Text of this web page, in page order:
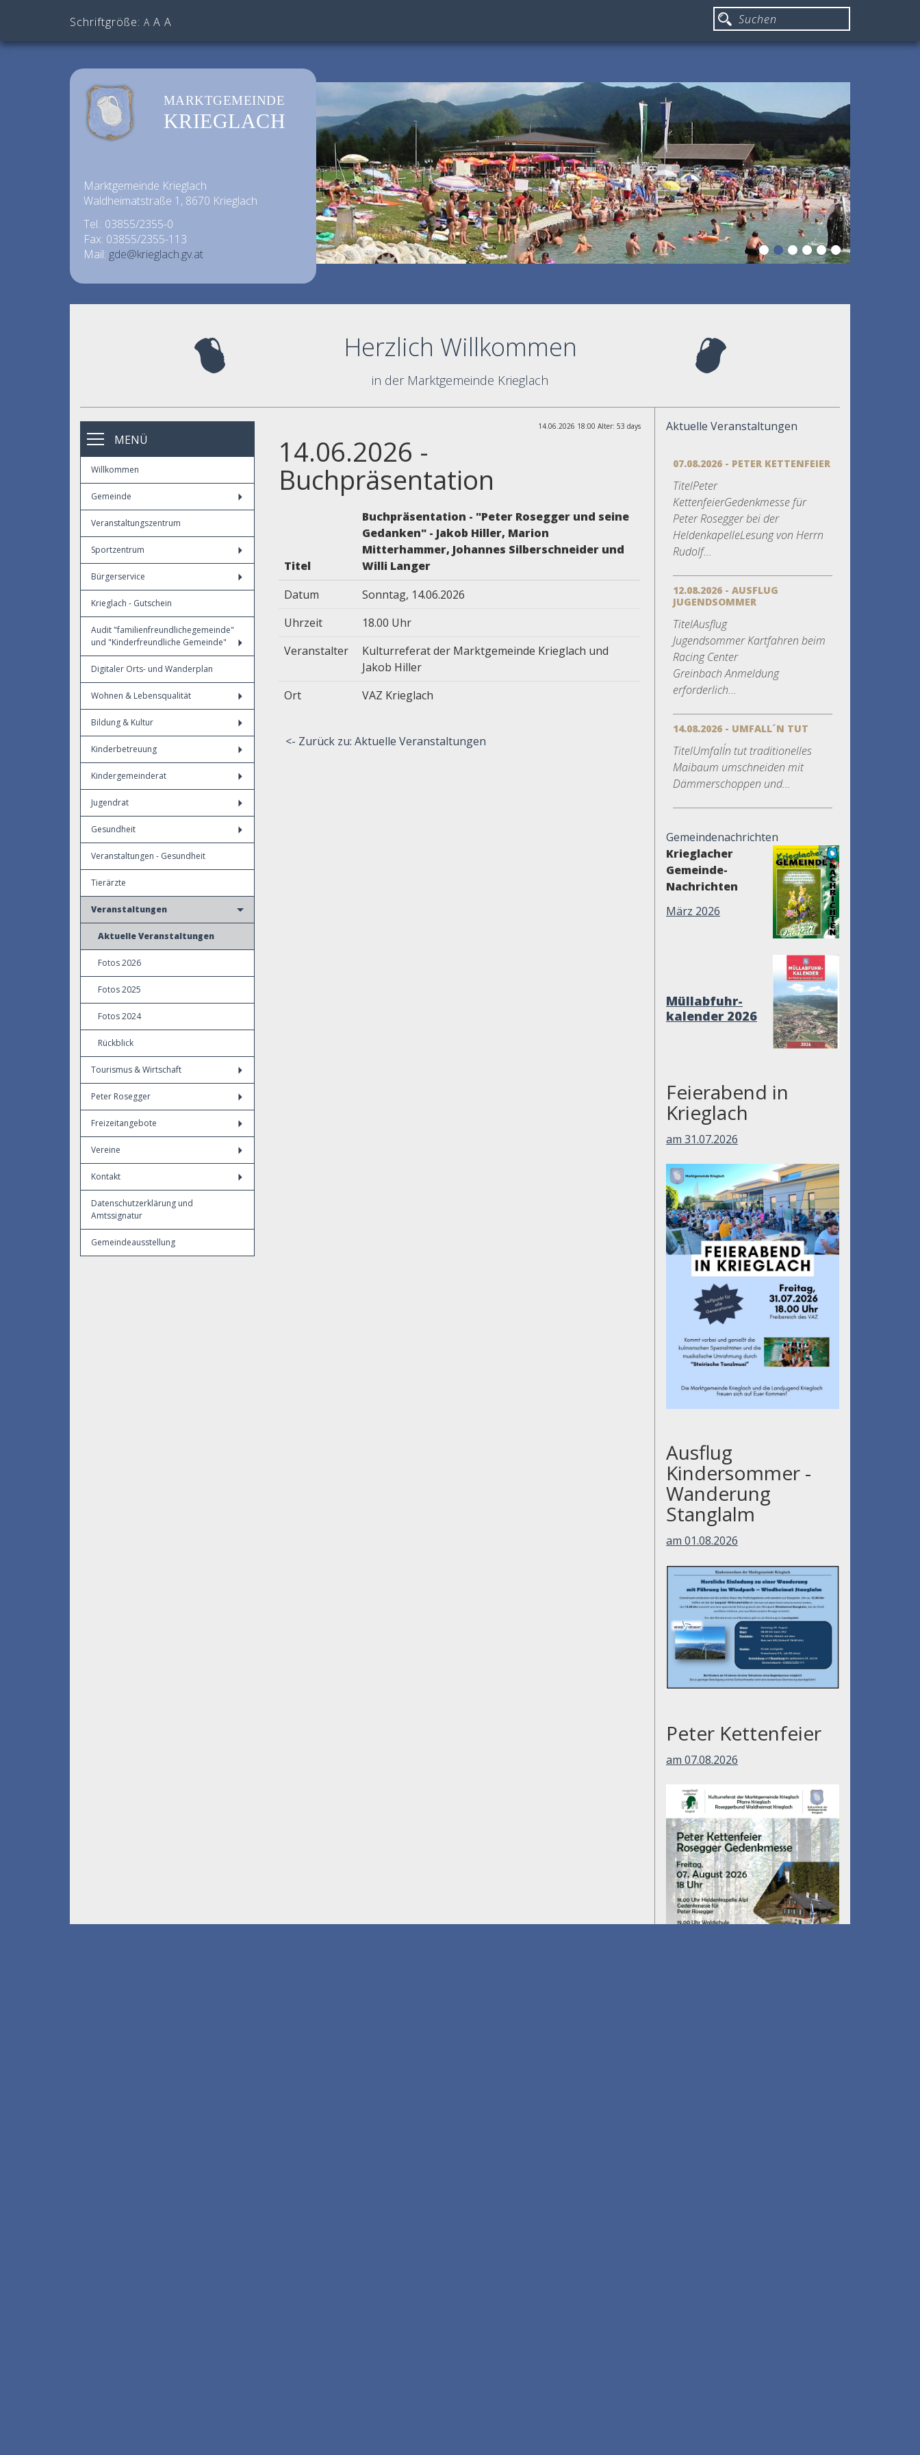
Schriftgröße: A A A
MARKTGEMEINDE
KRIEGLACH
Marktgemeinde Krieglach
Waldheimatstraße 1, 8670 Krieglach
Tel.: 03855/2355-0
Fax: 03855/2355-113
Mail: gde@krieglach.gv.at
Herzlich Willkommen
in der Marktgemeinde Krieglach
MENÜ
Willkommen
Gemeinde
Veranstaltungszentrum
Sportzentrum
Bürgerservice
Krieglach - Gutschein
Audit "familienfreundlichegemeinde"
und "Kinderfreundliche Gemeinde"
Digitaler Orts- und Wanderplan
Wohnen & Lebensqualität
Bildung & Kultur
Kinderbetreuung
Kindergemeinderat
Jugendrat
Gesundheit
Veranstaltungen - Gesundheit
Tierärzte
Veranstaltungen
Aktuelle Veranstaltungen
Fotos 2026
Fotos 2025
Fotos 2024
Rückblick
Tourismus & Wirtschaft
Peter Rosegger
Freizeitangebote
Vereine
Kontakt
Datenschutzerklärung und
Amtssignatur
Gemeindeausstellung
14.06.2026 18:00 Alter: 53 days
14.06.2026 -
Buchpräsentation
Titel
Buchpräsentation - "Peter Rosegger und seine
Gedanken" - Jakob Hiller, Marion
Mitterhammer, Johannes Silberschneider und
Willi Langer
Datum
Sonntag, 14.06.2026
Uhrzeit
18.00 Uhr
Veranstalter
Kulturreferat der Marktgemeinde Krieglach und
Jakob Hiller
Ort
VAZ Krieglach
<- Zurück zu: Aktuelle Veranstaltungen
Aktuelle Veranstaltungen
07.08.2026 - PETER KETTENFEIER
TitelPeter
KettenfeierGedenkmesse für
Peter Rosegger bei der
HeldenkapelleLesung von Herrn
Rudolf...
12.08.2026 - AUSFLUG
JUGENDSOMMER
TitelAusflug
Jugendsommer Kartfahren beim
Racing Center
Greinbach Anmeldung
erforderlich...
14.08.2026 - UMFALL´N TUT
TitelUmfall´n tut traditionelles
Maibaum umschneiden mit
Dämmerschoppen und...
Gemeindenachrichten
Krieglacher
Gemeinde-
Nachrichten
März 2026
Müllabfuhr-
kalender 2026
Feierabend in
Krieglach
am 31.07.2026
Ausflug
Kindersommer -
Wanderung
Stanglalm
am 01.08.2026
Peter Kettenfeier
am 07.08.2026